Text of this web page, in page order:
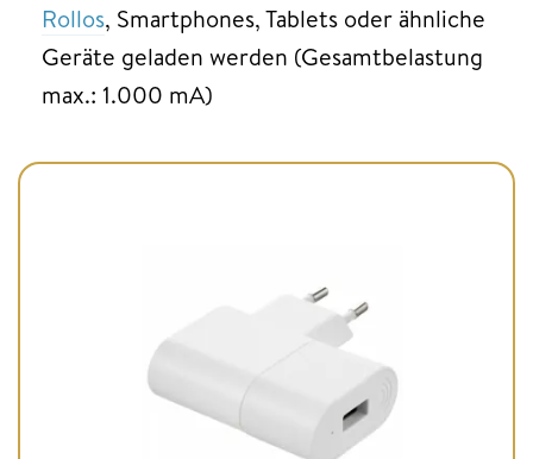
Rollos, Smartphones, Tablets oder ähnliche
Geräte geladen werden (Gesamtbelastung
max.: 1.000 mA)